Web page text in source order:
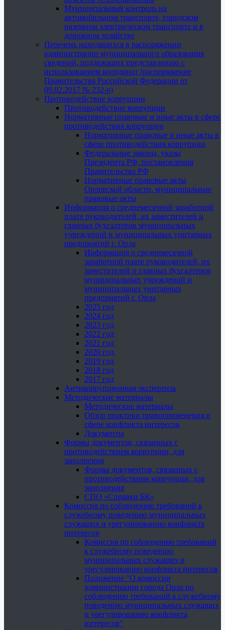
Муниципальный контроль на
автомобильном транспорте, городском
наземном электрическом транспорте и в
дорожном хозяйстве
Перечень находящихся в распоряжении
администрации муниципального образования
сведений, подлежащих представлению с
использованием координат (распоряжение
Правительства Российской Федерации от
09.02.2017 № 232-р)
Противодействие коррупции
Противодействие коррупции
Нормативные правовые и иные акты в сфере
противодействия коррупции
Нормативные правовые и иные акты в
сфере противодействия коррупции
Федеральные законы, указы
Президента РФ, постановления
Правительства РФ
Нормативные правовые акты
Орловской области, муниципальные
правовые акты
Информация о среднемесячной заработной
плате руководителей, их заместителей и
главных бухгалтеров муниципальных
учреждений и муниципальных унитарных
предприятий г. Орла
Информация о среднемесячной
заработной плате руководителей, их
заместителей и главных бухгалтеров
муниципальных учреждений и
муниципальных унитарных
предприятий г. Орла
2025 год
2024 год
2023 год
2022 год
2021 год
2020 год
2019 год
2018 год
2017 год
Антикоррупционная экспертиза
Методические материалы
Методические материалы
Обзор практики правоприменения в
сфере конфликта интересов
Документы
Формы документов, связанных с
противодействием коррупции, для
заполнения
Формы документов, связанных с
противодействием коррупции, для
заполнения
СПО «Справки БК»
Комиссия по соблюдению требований к
служебному поведению муниципальных
служащих и урегулированию конфликта
интересов
Комиссия по соблюдению требований
к служебному поведению
муниципальных служащих и
урегулированию конфликта интересов
Положение "О комиссии
администрации города Орла по
соблюдению требований к служебному
поведению муниципальных служащих
и урегулированию конфликта
интересов"